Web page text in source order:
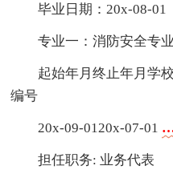
毕业日期：20x-08-01
专业一：消防安全专
起始年月终止年月学
编号
20x-09-0120x-07-01
担任职务: 业务代表